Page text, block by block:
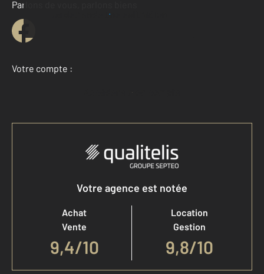
Je demande une estimation
Parlons de vous, parlons biens
Votre compte :
Accéder à mon compte
Votre agence est notée
Achat
Vente
9,4/10
Location
Gestion
9,8/10